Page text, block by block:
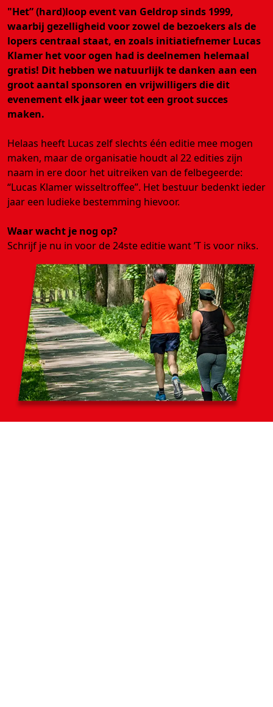
"Het” (hard)loop event van Geldrop sinds 1999,
waarbij gezelligheid voor zowel de bezoekers als de
lopers centraal staat, en zoals initiatiefnemer Lucas
Klamer het voor ogen had is deelnemen helemaal
gratis! Dit hebben we natuurlijk te danken aan een
groot aantal sponsoren en vrijwilligers die dit
evenement elk jaar weer tot een groot succes
maken.
Helaas heeft Lucas zelf slechts één editie mee mogen
maken, maar de organisatie houdt al 22 edities zijn
naam in ere door het uitreiken van de felbegeerde:
“Lucas Klamer wisseltroffee”. Het bestuur bedenkt ieder
jaar een ludieke bestemming hievoor.
Waar wacht je nog op?
Schrijf je nu in voor de 24ste editie want ’T is voor niks.